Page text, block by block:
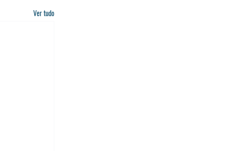
Ver tudo